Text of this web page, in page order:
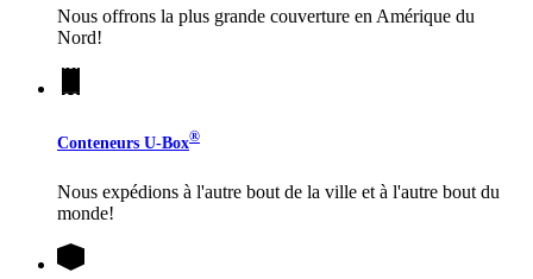
Nous offrons la plus grande couverture en Amérique du
Nord!
Conteneurs U-Box®
Nous expédions à l'autre bout de la ville et à l'autre bout du
monde!